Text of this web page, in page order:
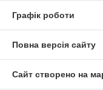
Графік роботи
Повна версія сайту
Сайт створено на